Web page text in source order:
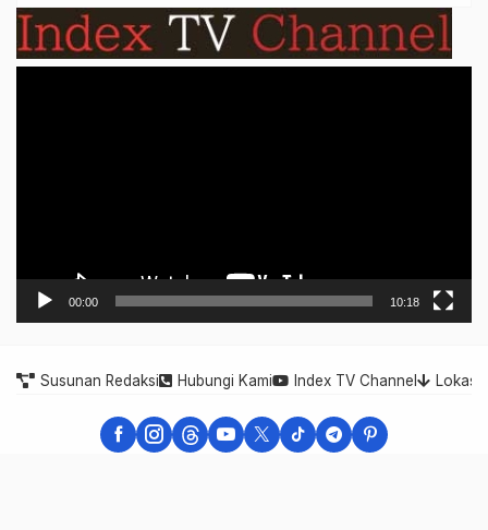
00:00 10:18
Susunan Redaksi Hubungi Kami Index TV Channel Lokasi